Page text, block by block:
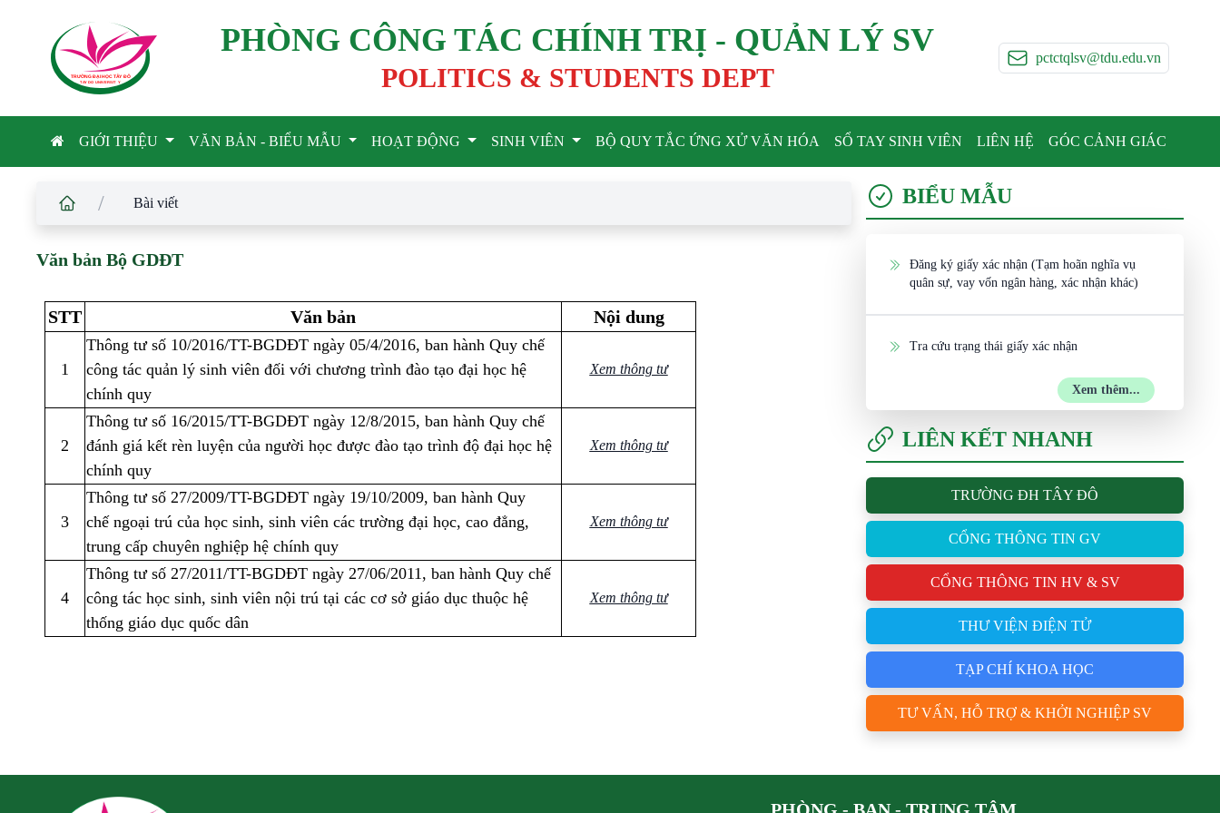
TRƯỜNG ĐẠI HỌC TÂY ĐÔ
TAY DO UNIVERSIT Y
PHÒNG CÔNG TÁC CHÍNH TRỊ - QUẢN LÝ SV
POLITICS & STUDENTS DEPT
pctctqlsv@tdu.edu.vn
GIỚI THIỆU VĂN BẢN - BIỂU MẪU HOẠT ĐỘNG SINH VIÊN BỘ QUY TẮC ỨNG XỬ VĂN HÓA SỔ TAY SINH VIÊN LIÊN HỆ GÓC CẢNH GIÁC
/ Bài viết
Văn bản Bộ GDĐT
STT Văn bản Nội dung
1
Thông tư số 10/2016/TT-BGDĐT ngày 05/4/2016, ban hành Quy chế
công tác quản lý sinh viên đối với chương trình đào tạo đại học hệ
chính quy
Xem thông tư
2
Thông tư số 16/2015/TT-BGDĐT ngày 12/8/2015, ban hành Quy chế
đánh giá kết rèn luyện của người học được đào tạo trình độ đại học hệ
chính quy
Xem thông tư
3
Thông tư số 27/2009/TT-BGDĐT ngày 19/10/2009, ban hành Quy
chế ngoại trú của học sinh, sinh viên các trường đại học, cao đẳng,
trung cấp chuyên nghiệp hệ chính quy
Xem thông tư
4
Thông tư số 27/2011/TT-BGDĐT ngày 27/06/2011, ban hành Quy chế
công tác học sinh, sinh viên nội trú tại các cơ sở giáo dục thuộc hệ
thống giáo dục quốc dân
Xem thông tư
BIỂU MẪU
Đăng ký giấy xác nhận (Tạm hoãn nghĩa vụ
quân sự, vay vốn ngân hàng, xác nhận khác)
Tra cứu trạng thái giấy xác nhận
Xem thêm...
LIÊN KẾT NHANH
TRƯỜNG ĐH TÂY ĐÔ
CỔNG THÔNG TIN GV
CỔNG THÔNG TIN HV & SV
THƯ VIỆN ĐIỆN TỬ
TẠP CHÍ KHOA HỌC
TƯ VẤN, HỖ TRỢ & KHỞI NGHIỆP SV